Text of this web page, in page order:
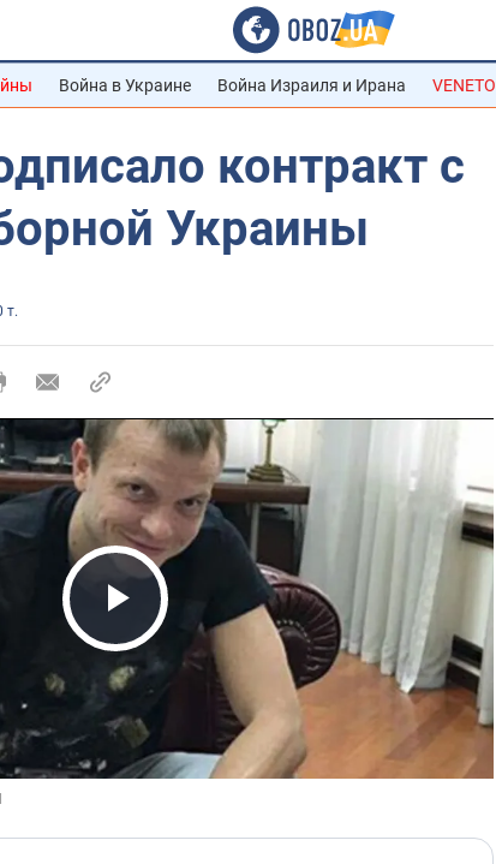
Война в Украине Война Израиля и Ирана VENETO
контракт с
Украины
т.
Play Video